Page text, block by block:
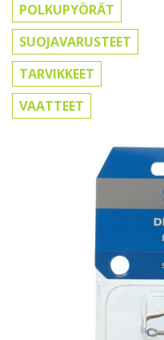
POLKUPYÖRÄT
SUOJAVARUSTEET
TARVIKKEET
VAATTEET